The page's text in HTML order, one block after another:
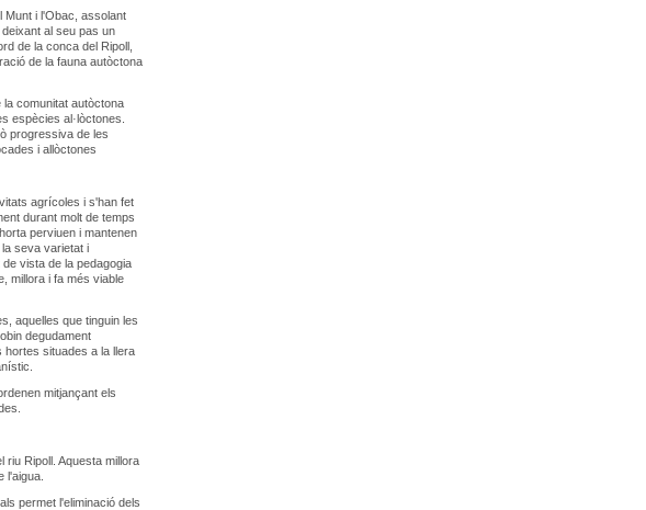
Munt i l'Obac, assolant
al seu pas un
de la conca del Ripoll,
de la fauna autòctona
comunitat autòctona
espècies al·lòctones.
progressiva de les
i allòctones
agrícoles i s'han fet
durant molt de temps
perviuen i mantenen
seva varietat i
vista de la pedagogia
millora i fa més viable
aquelles que tinguin les
degudament
hortes situades a la llera
mitjançant els
riu Ripoll. Aquesta millora
l'aigua.
permet l'eliminació dels